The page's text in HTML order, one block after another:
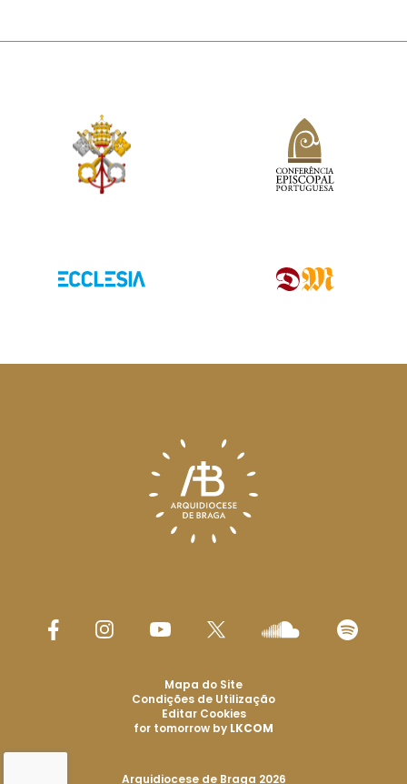
Arquidiocese de Braga 2026
Mapa do Site
Condições de Utilização
Editar Cookies
for tomorrow by LKCOM